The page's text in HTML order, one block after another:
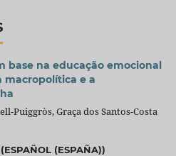
base na educação emocional
macropolítica e a
Puiggròs, Graça dos Santos-Costa
(ESPAÑA))